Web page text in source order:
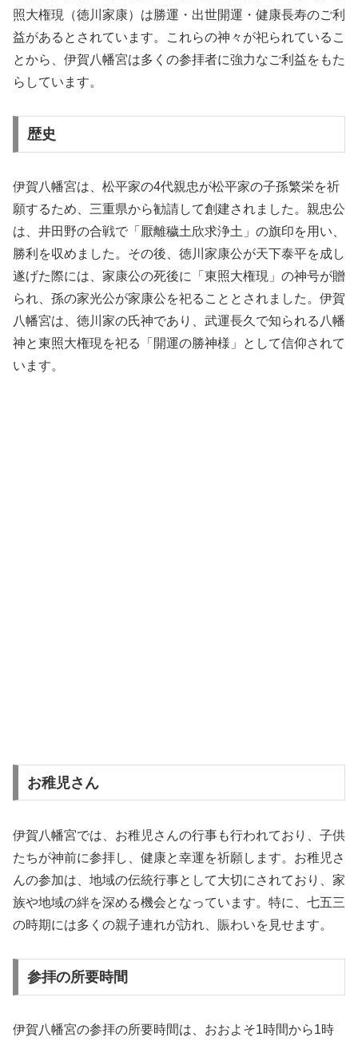
照大権現（徳川家康）は勝運・出世開運・健康長寿のご利
益があるとされています。これらの神々が祀られているこ
とから、伊賀八幡宮は多くの参拝者に強力なご利益をもた
らしています。
歴史
伊賀八幡宮は、松平家の4代親忠が松平家の子孫繁栄を祈
願するため、三重県から勧請して創建されました。親忠公
は、井田野の合戦で「厭離穢土欣求浄土」の旗印を用い、
勝利を収めました。その後、徳川家康公が天下泰平を成し
遂げた際には、家康公の死後に「東照大権現」の神号が贈
られ、孫の家光公が家康公を祀ることとされました。伊賀
八幡宮は、徳川家の氏神であり、武運長久で知られる八幡
神と東照大権現を祀る「開運の勝神様」として信仰されて
います。
お稚児さん
伊賀八幡宮では、お稚児さんの行事も行われており、子供
たちが神前に参拝し、健康と幸運を祈願します。お稚児さ
んの参加は、地域の伝統行事として大切にされており、家
族や地域の絆を深める機会となっています。特に、七五三
の時期には多くの親子連れが訪れ、賑わいを見せます。
参拝の所要時間
伊賀八幡宮の参拝の所要時間は、おおよそ1時間から1時